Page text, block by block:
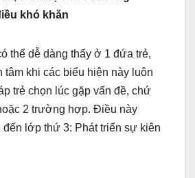
khó khăn
thể dễ dàng thấy ở 1 đứa trẻ,
tâm khi các biểu hiện này luôn
trẻ chọn lúc gặp vấn đề, chứ
2 trường hợp. Điều này
lớp thứ 3: Phát triển sự kiên